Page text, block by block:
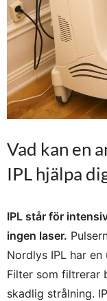
Vad kan en
IPL hjälpa
IPL står för
ingen laser.
Nordlys IPL har
Filter som filtrerar
skadlig strålning.